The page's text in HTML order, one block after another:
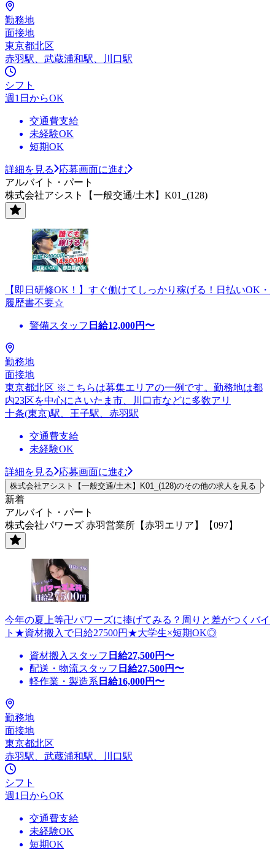
勤務地
面接地
東京都北区
赤羽駅、武蔵浦和駅、川口駅
シフト
週1日からOK
交通費支給
未経験OK
短期OK
詳細を見る
応募画面に進む
アルバイト・パート
株式会社アシスト【一般交通/土木】K01_(128)
【即日研修OK！】すぐ働けてしっかり稼げる！日払いOK・
履歴書不要☆
警備スタッフ 日給12,000円〜
勤務地
面接地
東京都北区 ※こちらは募集エリアの一例です。勤務地は都
内23区を中心にさいたま市、川口市などに多数アリ
十条(東京)駅、王子駅、赤羽駅
交通費支給
未経験OK
詳細を見る 応募画面に進む
株式会社アシスト【一般交通/土木】K01_(128)のその他の求人を見る
新着
アルバイト・パート
株式会社パワーズ 赤羽営業所【赤羽エリア】【097】
今年の夏上等卍パワーズに捧げてみる？周りと差がつくバイ
ト★資材搬入で日給27500円★大学生×短期OK◎
資材搬入スタッフ 日給27,500円〜
配送・物流スタッフ 日給27,500円〜
軽作業・製造系 日給16,000円〜
勤務地
面接地
東京都北区
赤羽駅、武蔵浦和駅、川口駅
シフト
週1日からOK
交通費支給
未経験OK
短期OK